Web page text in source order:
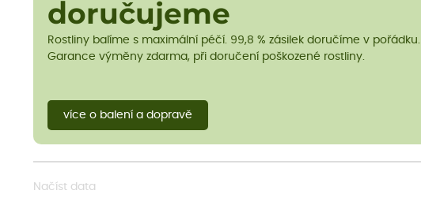
doručujeme
Rostliny balíme s maximální péčí. 99,8 % zásilek doručíme v pořádku.
Garance výměny zdarma, při doručení poškozené rostliny.
více o balení a dopravě
Načíst data